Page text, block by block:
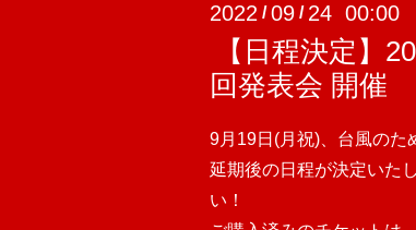
2022 /09 / 24 00:00
【日程決定】
回発表会 開催
9月19日(月祝)、台風のた
延期後の日程が決定いた
い！